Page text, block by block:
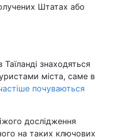
Штатах або
знаходяться
міста, саме в
почуваються
дослідження
на таких ключових